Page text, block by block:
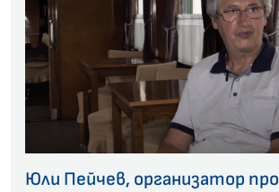
Юли Пейчев, организатор